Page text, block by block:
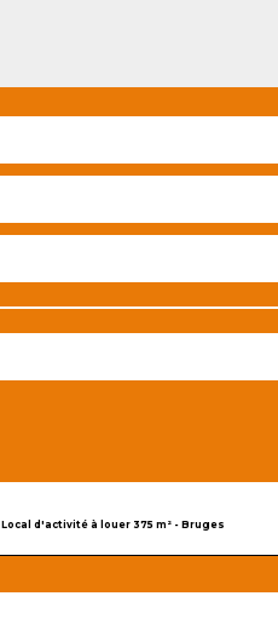
Local d'activité à louer 375 m² - Bruges